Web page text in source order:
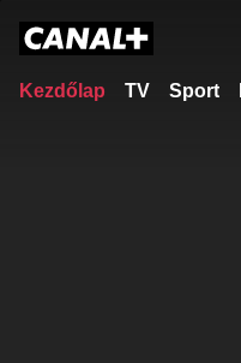
Kezdőlap TV Sport